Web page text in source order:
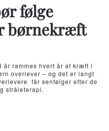
følge
børnekræft
år rammes hvert år af kræft i
overlever – og det er langt
får senfølger efter de
stråleterapi.